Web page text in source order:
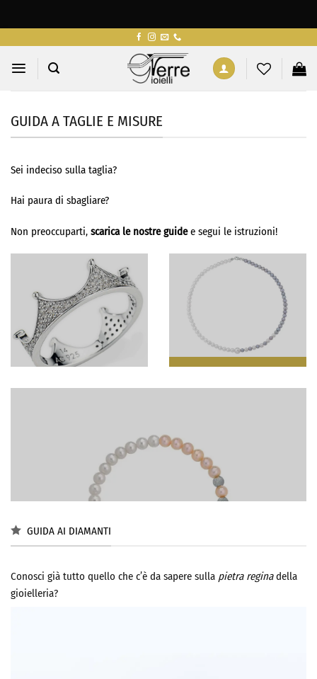
contenuti
GUIDA A TAGLIE E MISURE
Sei indeciso sulla taglia?
Hai paura di sbagliare?
Non preoccuparti, scarica le nostre guidee segui le istruzioni!
GUIDA AI DIAMANTI
Conosci già tutto quello che c’è da sapere sulla pietra reginadella
gioielleria?